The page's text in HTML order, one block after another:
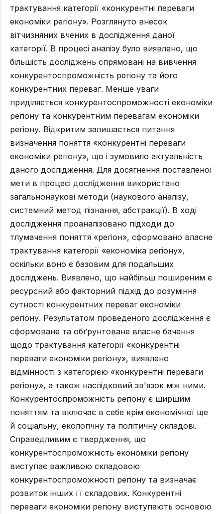
трактування категорії «конкурентні переваги
економіки регіону». Розглянуто внесок
вітчизняних вчених в дослідження даної
категорії. В процесі аналізу було виявлено, що
більшість досліджень спрямовані на вивчення
конкурентоспроможність регіону та його
конкурентних переваг. Менше уваги
приділяється конкурентоспроможності економіки
регіону та конкурентним перевагам економіки
регіону. Відкритим залишається питання
визначення поняття «конкурентні переваги
економіки регіону», що і зумовило актуальність
даного дослідження. Для досягнення поставленої
мети в процесі дослідження використано
загальнонаукові методи (наукового аналізу,
системний метод пізнання, абстракції). В ході
дослідження проаналізовано підходи до
тлумачення поняття «регіон», сформовано власне
трактування категорії «економіка регіону»,
оскільки воно є базовим для подальших
досліджень. Виявлено, що найбільш поширеним є
ресурсний або факторний підхід до розуміння
сутності конкурентних переваг економіки
регіону. Результатом проведеного дослідження є
сформоване та обґрунтоване власне бачення
щодо трактування категорії «конкурентні
переваги економіки регіону», виявлено
відмінності з категорією «конкурентні переваги
регіону», а також наслідковий зв'язок між ними.
Конкурентоспроможність регіону є ширшим
поняттям та включає в себе крім економічної ще
й соціальну, екологічну та політичну складові.
Справедливим є твердження, що
конкурентоспроможність економіки регіону
виступає важливою складовою
конкурентоспроможності регіону та визначає
розвиток інших її складових. Конкурентні
переваги економіки регіону виступають основою